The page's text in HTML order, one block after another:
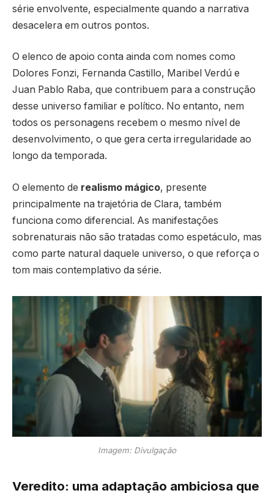
série envolvente, especialmente quando a narrativa
desacelera em outros pontos.
O elenco de apoio conta ainda com nomes como
Dolores Fonzi, Fernanda Castillo, Maribel Verdú e
Juan Pablo Raba, que contribuem para a construção
desse universo familiar e político. No entanto, nem
todos os personagens recebem o mesmo nível de
desenvolvimento, o que gera certa irregularidade ao
longo da temporada.
O elemento de realismo mágico, presente
principalmente na trajetória de Clara, também
funciona como diferencial. As manifestações
sobrenaturais não são tratadas como espetáculo, mas
como parte natural daquele universo, o que reforça o
tom mais contemplativo da série.
Imagem: Divulgação
Veredito: uma adaptação ambiciosa que